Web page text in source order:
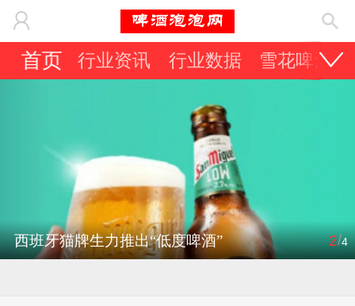
首页 行业资讯 行业数据 雪花啤酒
西班牙猫牌生力推出“低度啤酒” 2/4